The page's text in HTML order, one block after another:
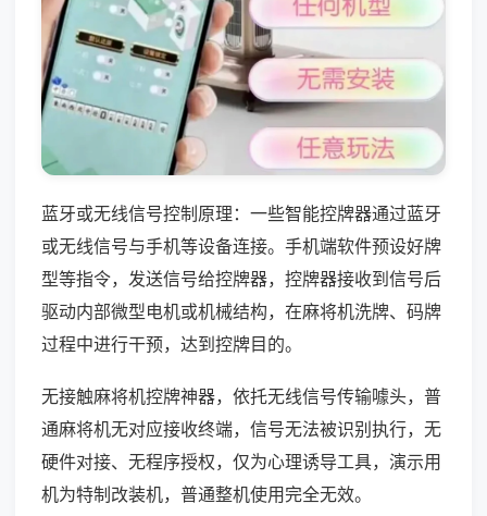
蓝牙或无线信号控制原理：一些智能控牌器通过蓝牙
或无线信号与手机等设备连接。手机端软件预设好牌
型等指令，发送信号给控牌器，控牌器接收到信号后
驱动内部微型电机或机械结构，在麻将机洗牌、码牌
过程中进行干预，达到控牌目的。
无接触麻将机控牌神器，依托无线信号传输噱头，普
通麻将机无对应接收终端，信号无法被识别执行，无
硬件对接、无程序授权，仅为心理诱导工具，演示用
机为特制改装机，普通整机使用完全无效。